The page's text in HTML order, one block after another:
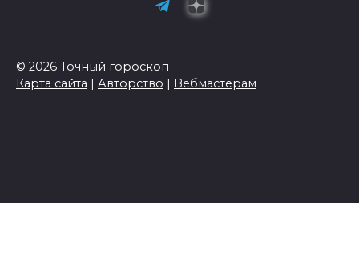
© 2026 Точный гороскоп
Карта сайта | Авторство | Вебмастерам